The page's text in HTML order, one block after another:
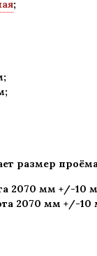
;
размер
2070 мм +/-10
2070 мм +/-10